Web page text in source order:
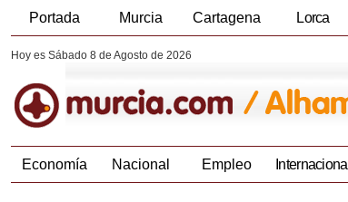
Portada Murcia Cartagena Lorca
Hoy es Sábado 8 de Agosto de 2026
Economía Nacional Empleo Internacional